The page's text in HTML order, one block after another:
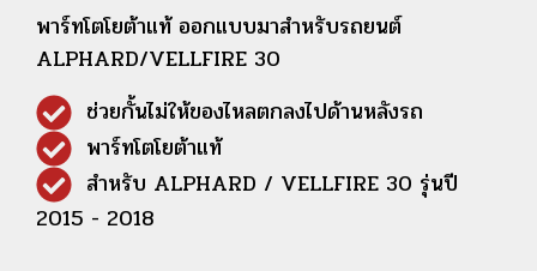
พาร์ทโตโยต้าแท้ ออกแบบมาสำหรับรถยนต์
ALPHARD/VELLFIRE 30
ช่วยกั้นไม่ให้ของไหลตกลงไปด้านหลังรถ
พาร์ทโตโยต้าแท้
สำหรับ ALPHARD / VELLFIRE 30 รุ่นปี
2015 - 2018